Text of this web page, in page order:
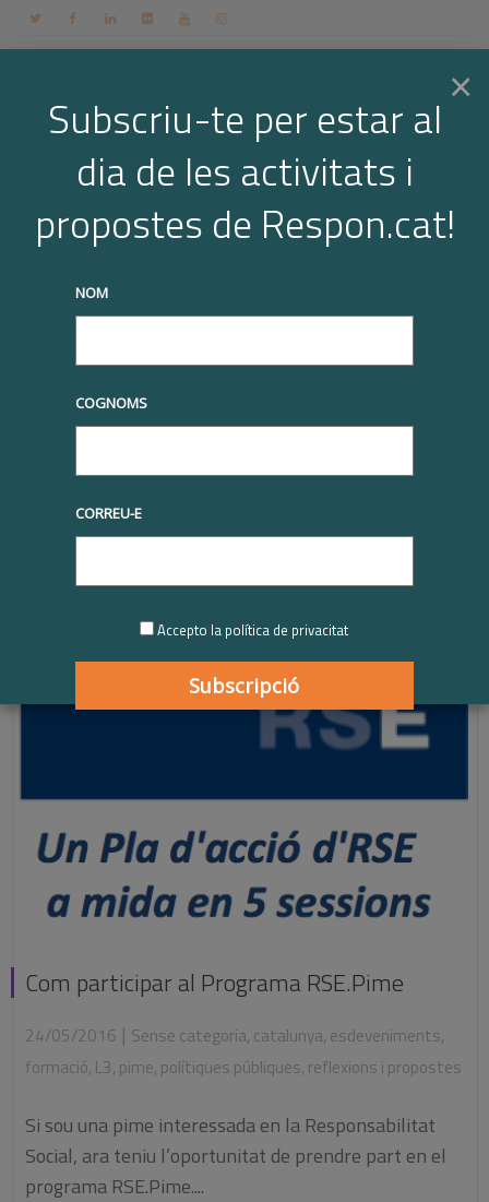
Contacte Espai membres Login CA
Arxiu per a l'etiqueta: L3
Home L3
Page 3
Com participar al Programa RSE.Pime
24/05/2016 | Sense categoria, catalunya, esdeveniments,
formació, L3, pime, polítiques públiques, reflexions i propostes
Si sou una pime interessada en la Responsabilitat
Social, ara teniu l’oportunitat de prendre part en el
programa RSE.Pime....
×
Subscriu-te per estar al
dia de les activitats i
propostes de Respon.cat!
NOM
COGNOMS
CORREU-E
Accepto la política de privacitat